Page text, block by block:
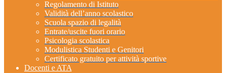
Regolamento di Istituto
Validità dell’anno scolastico
Scuola spazio di legalità
Entrate/uscite fuori orario
Psicologia scolastica
Modulistica Studenti e Genitori
Certificato gratuito per attività sportive
Docenti e ATA